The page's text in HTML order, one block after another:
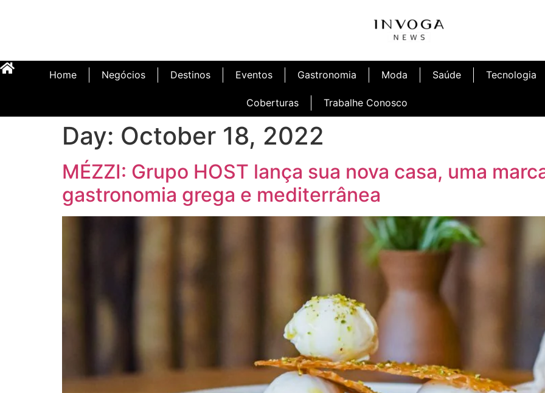
Home Negócios Destinos Eventos Gastronomia Moda Saúde Tecnologia
Coberturas Trabalhe Conosco
Day: October 18, 2022
MÉZZI: Grupo HOST lança sua nova casa, uma
gastronomia grega e mediterrânea